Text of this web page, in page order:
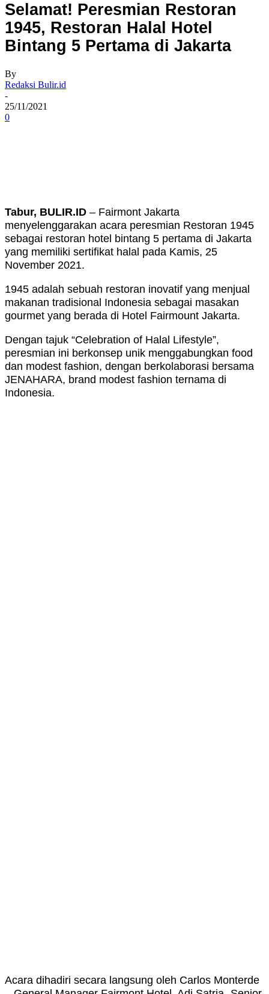
Selamat! Peresmian Restoran
1945, Restoran Halal Hotel
Bintang 5 Pertama di Jakarta
By
Redaksi Bulir.id
-
25/11/2021
0
Tabur, BULIR.ID – Fairmont Jakarta
menyelenggarakan acara peresmian Restoran 1945
sebagai restoran hotel bintang 5 pertama di Jakarta
yang memiliki sertifikat halal pada Kamis, 25
November 2021.
1945 adalah sebuah restoran inovatif yang menjual
makanan tradisional Indonesia sebagai masakan
gourmet yang berada di Hotel Fairmount Jakarta.
Dengan tajuk “Celebration of Halal Lifestyle”,
peresmian ini berkonsep unik menggabungkan food
dan modest fashion, dengan berkolaborasi bersama
JENAHARA, brand modest fashion ternama di
Indonesia.
Acara dihadiri secara langsung oleh Carlos Monterde